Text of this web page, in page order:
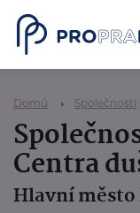
Domů Společnosti
Centra
Hlavní město